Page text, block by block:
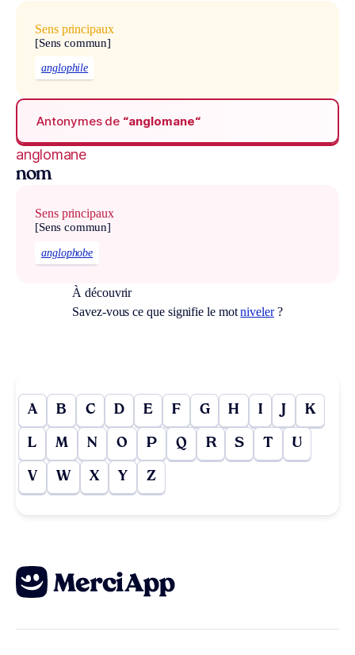
Sens principaux
[Sens commun]
anglophile
Antonymes de “anglomane“
anglomane
nom
Sens principaux
[Sens commun]
anglophobe
À découvrir
Savez-vous ce que signifie le motniveler?
A B C D E F G H I J K
L M N O P Q R S T U
V W X Y Z